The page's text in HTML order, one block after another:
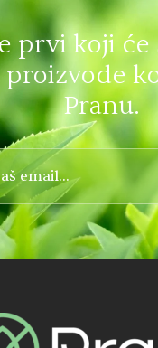
prvi koji će
proizvode
Pranu.